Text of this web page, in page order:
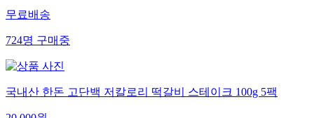
무료배송
724명구매중
국내산 한돈 고단백 저칼로리 떡갈비 스테이크 100g 5팩